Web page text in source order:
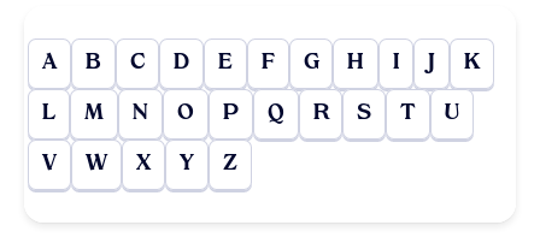
A B C D E F G H I J K
L M N O P Q R S T U
V W X Y Z